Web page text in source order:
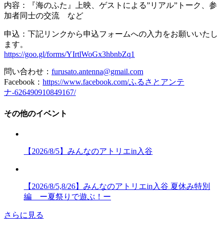
内容：『海のふた』上映、ゲストによる”リアル”トーク、参
加者同士の交流 など
申込：下記リンクから申込フォームへの入力をお願いいたし
ます。
https://goo.gl/forms/YIrtlWoGx3hbnbZq1
問い合わせ： furusato.antenna@gmail.com
Facebook： https://www.facebook.com/ふるさとアンテ
ナ-626490910849167/
その他のイベント
【2026/8/5】みんなのアトリエin入谷
【2026/8/5,8/26】みんなのアトリエin入谷 夏休み特別
編 ー夏祭りで遊ぶ！ー
さらに見る